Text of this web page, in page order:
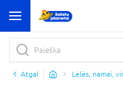
Atgal Lėlės, namai,